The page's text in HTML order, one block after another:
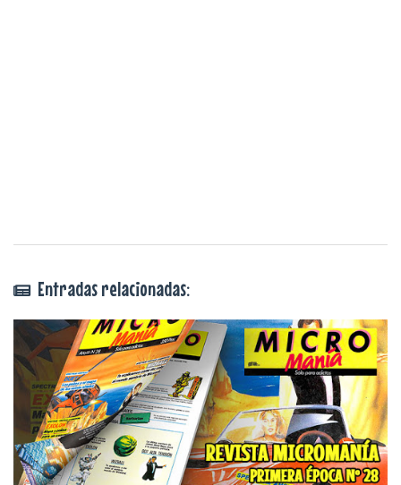
Entradas relacionadas: